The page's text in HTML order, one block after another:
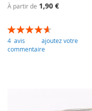
À partir de 1,90 €
Évaluation:
93% of100
4 avis
ajoutez votre
commentaire